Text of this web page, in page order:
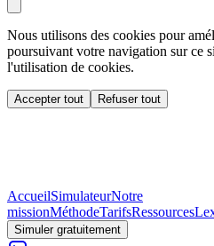
Nous utilisons des cookies pour
poursuivant votre navigation sur ce
l'utilisation de cookies.
Accepter tout Refuser tout
AccueilSimulateurNotre
missionMéthodeTarifsRessources
Simuler gratuitement